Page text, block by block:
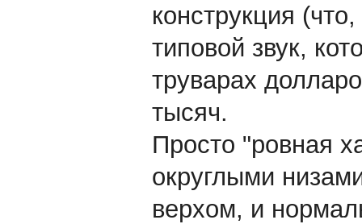
конструкция
типовой звук,
труварах
тысяч.
Просто "ровная
округлыми
верхом, и